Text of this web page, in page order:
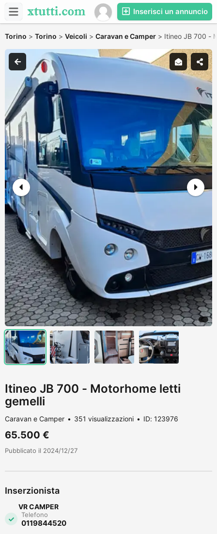
Inserisci un annuncio
Torino > Torino > Veicoli > Caravan e Camper > Itineo JB 700 -
Itineo JB 700 - Motorhome letti
gemelli
Caravan e Camper 351 visualizzazioni ID: 123976
65.500 €
Pubblicato il 2024/12/27
Inserzionista
VR CAMPER
Telefono
0119844520